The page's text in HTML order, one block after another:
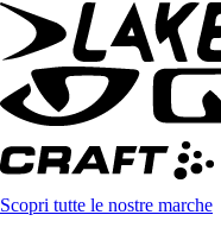
Scopri tutte le nostre marche